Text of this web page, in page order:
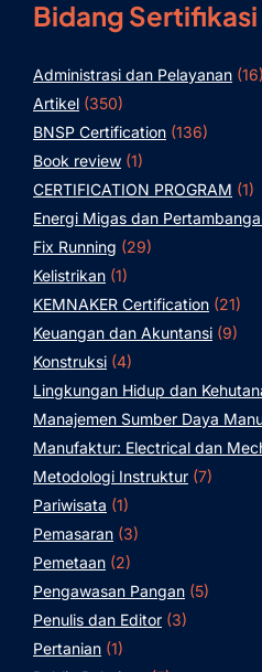
Bidang Sertifikasi
Administrasi dan Pelayanan (16)
Artikel (350)
BNSP Certification (136)
Book review (1)
CERTIFICATION PROGRAM (1)
Energi Migas dan
Fix Running (29)
Kelistrikan (1)
KEMNAKER Certification (21)
Keuangan dan Akuntansi (9)
Konstruksi (4)
Lingkungan Hidup dan
Manajemen Sumber Daya
Manufaktur: Electrical dan
Metodologi Instruktur (7)
Pariwisata (1)
Pemasaran (3)
Pemetaan (2)
Pengawasan Pangan (5)
Penulis dan Editor (3)
Pertanian (1)